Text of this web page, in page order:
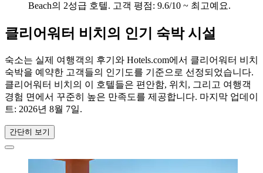
Beach의 2성급 호텔. 고객 평점: 9.6/10 ~ 최고예요.
클리어워터 비치의 인기 숙박 시설
숙소는 실제 여행객의 후기와 Hotels.com에서 클리어워터 비치
숙박을 예약한 고객들의 인기도를 기준으로 선정되었습니다.
클리어워터 비치의 이 호텔들은 편안함, 위치, 그리고 여행객
경험 면에서 꾸준히 높은 만족도를 제공합니다. 마지막 업데이
트: 2026년 8월 7일.
간단히 보기